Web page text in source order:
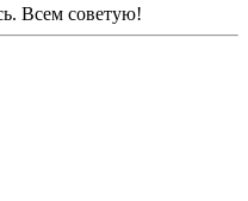
Всем советую!